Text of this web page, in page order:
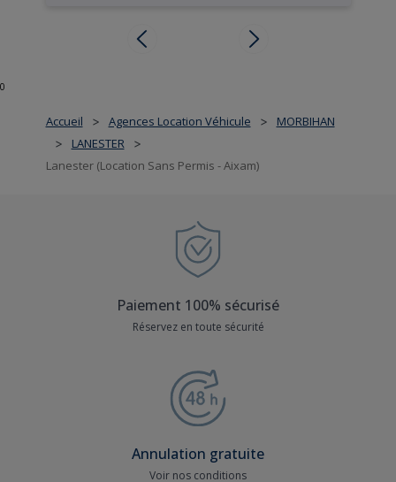
Accueil > Agences Location Véhicule > MORBIHAN
> LANESTER >
Lanester (Location Sans Permis - Aixam)
0
Paiement 100% sécurisé
Réservez en toute sécurité
Annulation gratuite
Voir nos conditions